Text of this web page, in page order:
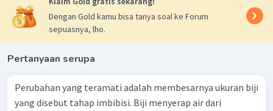
Dengan Gold kamu bisa tanya soal ke Forum
sepuasnya, lho.
Pertanyaan serupa
Perubahan yang teramati adalah membesarnya ukuran biji
yang disebut tahap imbibisi. Biji menyerap air dari